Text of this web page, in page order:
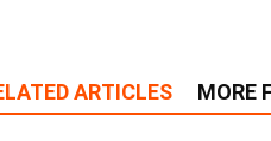
ARTICLES MORE